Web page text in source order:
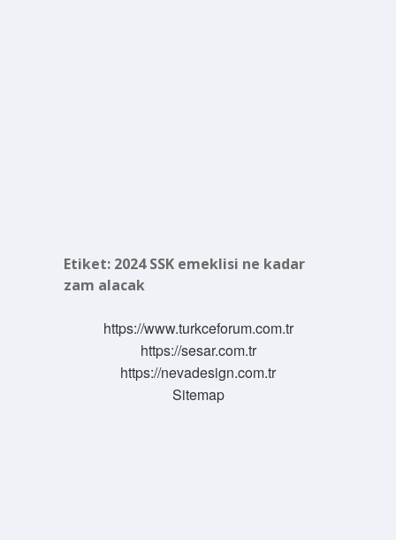
Etiket: 2024 SSK emeklisi ne kadar
zam alacak
https://www.turkceforum.com.tr
https://sesar.com.tr
https://nevadesign.com.tr
Sitemap